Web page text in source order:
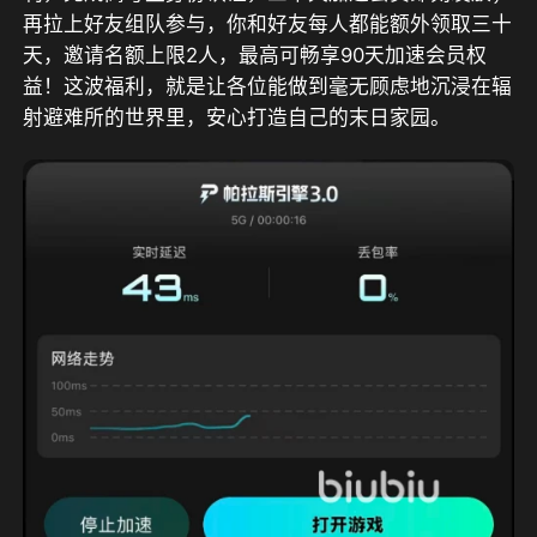
再拉上好友组队参与，你和好友每人都能额外领取三十
天，邀请名额上限2人，最高可畅享90天加速会员权
益 ！这波福利，就是让各位能做到毫无顾虑地沉浸在辐
射避难所的世界里，安心打造自己的末日家园。